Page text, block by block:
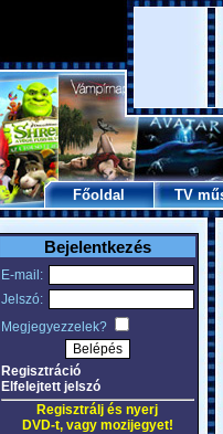
Főoldal TV
Bejelentkezés
E-mail:
Jelszó:
Megjegyezzelek?
Regisztráció
Elfelejtett jelszó
Regisztrálj és nyerj
DVD-t, vagy mozijegyet!